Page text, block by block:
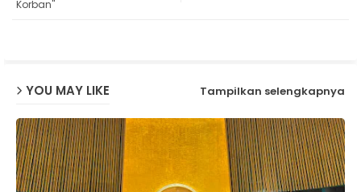
Korban"
YOU MAY LIKE Tampilkan selengkapnya